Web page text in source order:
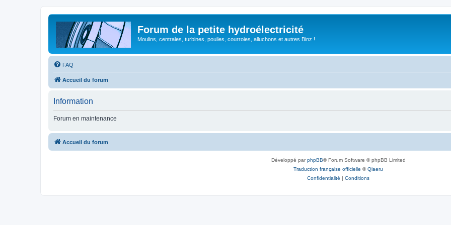
Forum de la petite hydroélectricité
Moulins, centrales, turbines, poulies, courroies, alluchons et autres Binz !
FAQ
Accueil du forum
Information
Forum en maintenance
Accueil du forum
Développé parphpBB® Forum Software © phpBB Limited
Traduction française officielle ©Qiaeru
Confidentialité | Conditions